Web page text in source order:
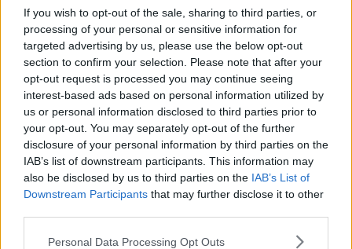
If you wish to opt-out of the sale, sharing to third parties, or
processing of your personal or sensitive information for
targeted advertising by us, please use the below opt-out
section to confirm your selection. Please note that after your
opt-out request is processed you may continue seeing
interest-based ads based on personal information utilized by
us or personal information disclosed to third parties prior to
your opt-out. You may separately opt-out of the further
disclosure of your personal information by third parties on the
IAB’s list of downstream participants. This information may
also be disclosed by us to third parties on the IAB’s List of
Downstream Participants that may further disclose it to other
Personal Data Processing Opt Outs